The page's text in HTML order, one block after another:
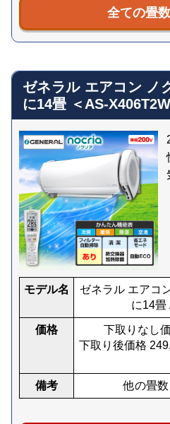
全ての畳
ゼネラル エアコン ノ
に14畳 ＜AS-
モデル名
ゼネラル エアコ
に14畳
価格 下取りなし
下取り後価格
備考 他の畳数